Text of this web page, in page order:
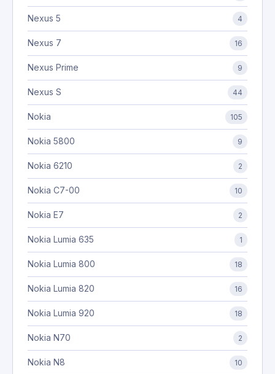
Nexus 5 4
Nexus 7 16
Nexus Prime 9
Nexus S 44
Nokia 105
Nokia 5800 9
Nokia 6210 2
Nokia C7-00 10
Nokia E7 2
Nokia Lumia 635 1
Nokia Lumia 800 18
Nokia Lumia 820 16
Nokia Lumia 920 18
Nokia N70 2
Nokia N8 10